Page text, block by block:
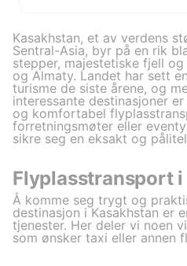
Kasakhstan, et av verdens
Sentral-Asia, byr på en rik
stepper, majestetiske fjell
og Almaty. Landet har sett
turisme de siste årene, og
interessante destinasjoner
og komfortabel
forretningsmøter eller
sikre seg en eksakt og
Flyplasstransport
Å komme seg trygt og
destinasjon i Kasakhstan er
tjenester. Her deler vi noen
som ønsker taxi eller annen